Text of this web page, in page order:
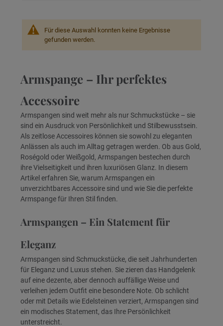
Für diese Auswahl konnten keine Ergebnisse
gefunden werden.
Armspange – Ihr perfektes
Accessoire
Armspangen sind weit mehr als nur Schmuckstücke – sie
sind ein Ausdruck von Persönlichkeit und Stilbewusstsein.
Als zeitlose Accessoires können sie sowohl zu eleganten
Anlässen als auch im Alltag getragen werden. Ob aus Gold,
Roségold oder Weißgold, Armspangen bestechen durch
ihre Vielseitigkeit und ihren luxuriösen Glanz. In diesem
Artikel erfahren Sie, warum Armspangen ein
unverzichtbares Accessoire sind und wie Sie die perfekte
Armspange für Ihren Stil finden.
Armspangen – Ein Statement für
Eleganz
Armspangen sind Schmuckstücke, die seit Jahrhunderten
für Eleganz und Luxus stehen. Sie zieren das Handgelenk
auf eine dezente, aber dennoch auffällige Weise und
verleihen jedem Outfit eine besondere Note. Ob schlicht
oder mit Details wie Edelsteinen verziert, Armspangen sind
ein modisches Statement, das Ihre Persönlichkeit
unterstreicht.